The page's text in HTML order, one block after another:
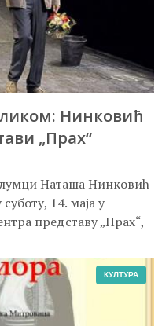
Нинковић
„Прах“
Наташа Нинковић
14. маја у
представу „Прах“,
КУЛТУРА